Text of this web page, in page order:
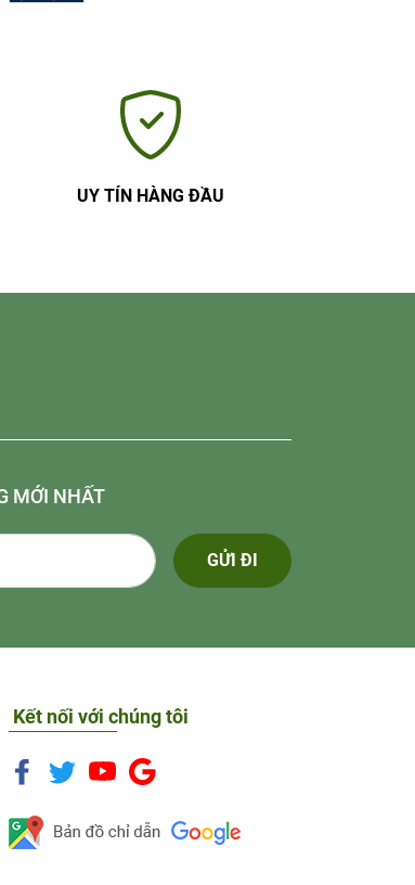
UY TÍN HÀNG ĐẦU
MỚI NHẤT
GỬI ĐI
Kết nối với chúng tôi